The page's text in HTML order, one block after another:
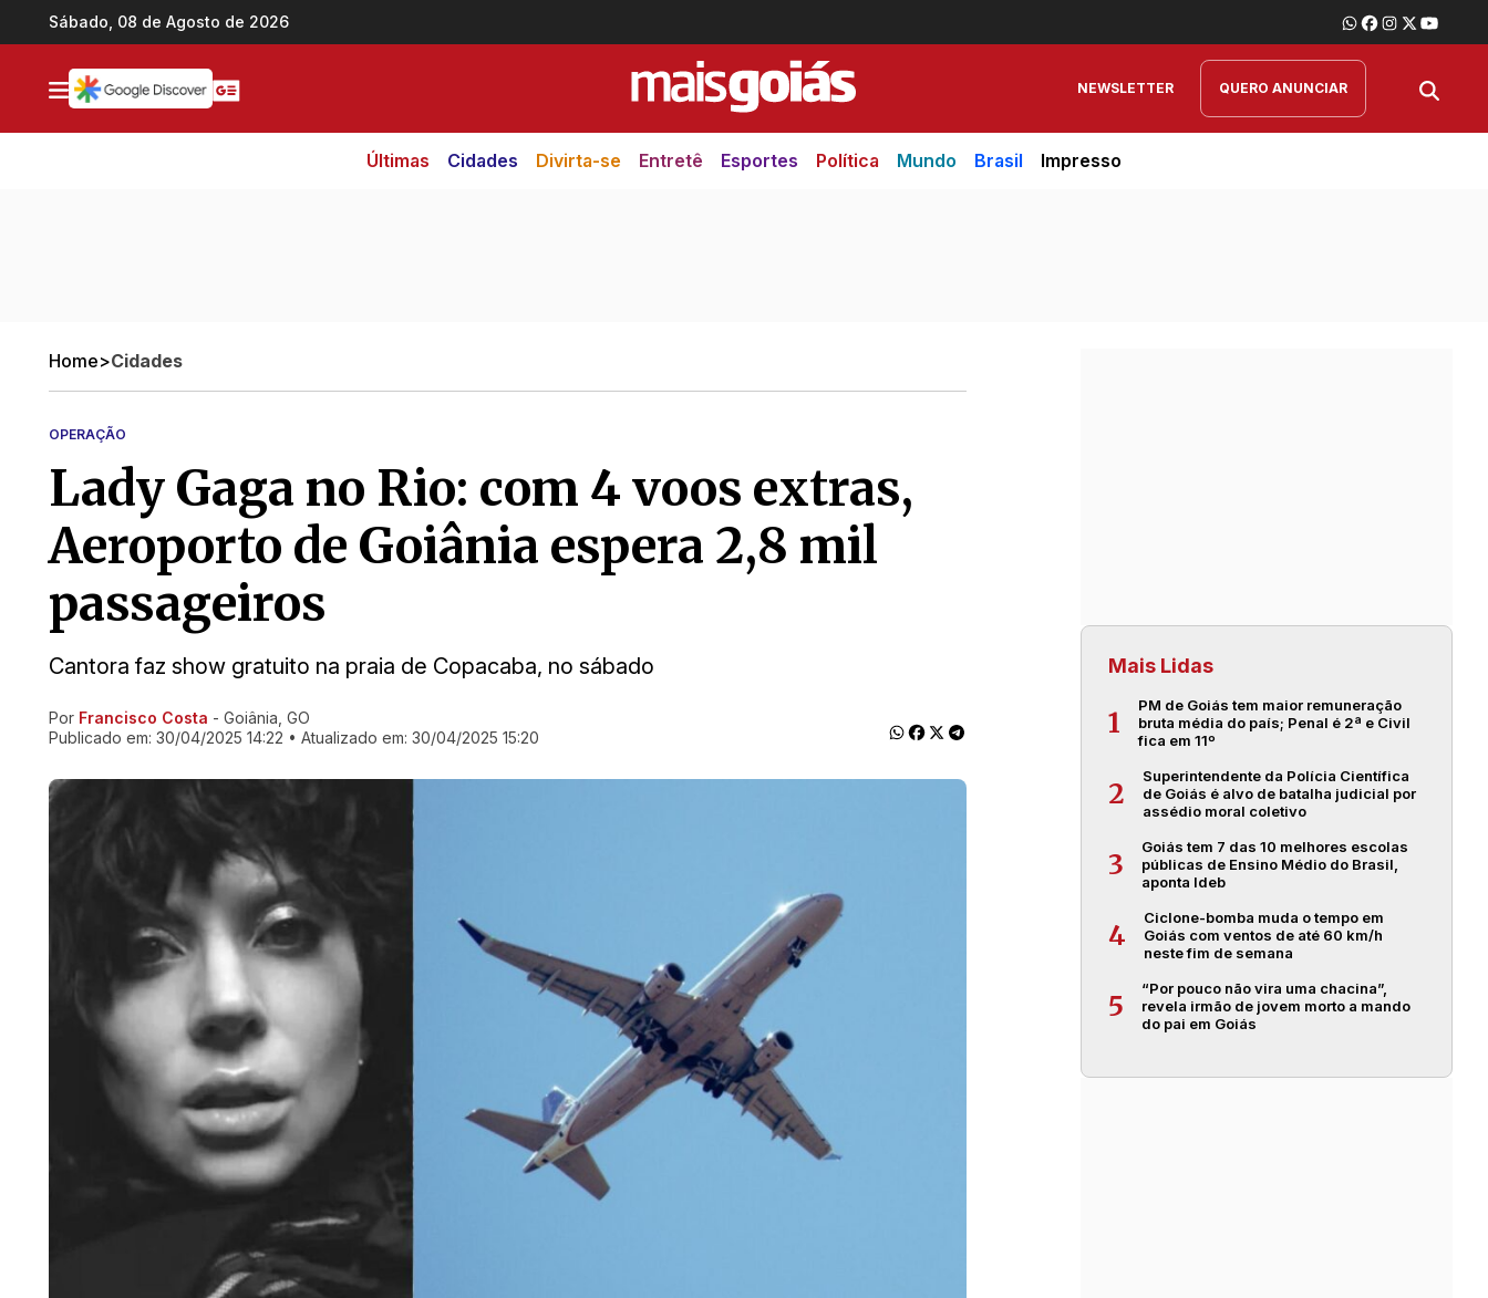
Ir direto pro conteúdo
Sábado, 08 de Agosto de 2026
NEWSLETTER QUERO ANUNCIAR
Últimas Cidades Divirta-se Entretê Esportes Política Mundo Brasil Impresso
Home>Cidades
OPERAÇÃO
Lady Gaga no Rio: com 4 voos extras,
Aeroporto de Goiânia espera 2,8 mil
passageiros
Cantora faz show gratuito na praia de Copacaba, no sábado
Ir direto pra matéria
Por Francisco Costa - Goiânia, GO
Publicado em: 30/04/2025 14:22 • Atualizado em: 30/04/2025 15:20
Mais Lidas
1
PM de Goiás tem maior remuneração
bruta média do país; Penal é 2ª e Civil
fica em 11º
2
Superintendente da Polícia Científica
de Goiás é alvo de batalha judicial por
assédio moral coletivo
3
Goiás tem 7 das 10 melhores escolas
públicas de Ensino Médio do Brasil,
aponta Ideb
4
Ciclone-bomba muda o tempo em
Goiás com ventos de até 60 km/h
neste fim de semana
5
“Por pouco não vira uma chacina”,
revela irmão de jovem morto a mando
do pai em Goiás